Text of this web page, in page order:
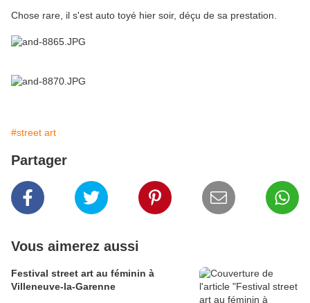
Chose rare, il s'est auto toyé hier soir, déçu de sa prestation.
#street art
Partager
Vous aimerez aussi
Festival street art au féminin à
Villeneuve-la-Garenne